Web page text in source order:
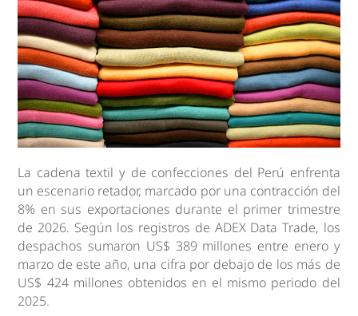
La cadena textil y de confecciones del Perú enfrenta
un escenario retador, marcado por una contracción del
8% en sus exportaciones durante el primer trimestre
de 2026. Según los registros de ADEX Data Trade, los
despachos sumaron US$ 389 millones entre enero y
marzo de este año, una cifra por debajo de los más de
US$ 424 millones obtenidos en el mismo periodo del
2025.